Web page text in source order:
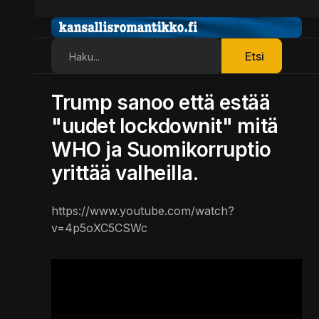
Etsi
Trump sanoo että estää
"uudet lockdownit" mitä
WHO ja Suomikorruptio
yrittää valheilla.
https://www.youtube.com/watch?
v=4p5oXC5CSWc